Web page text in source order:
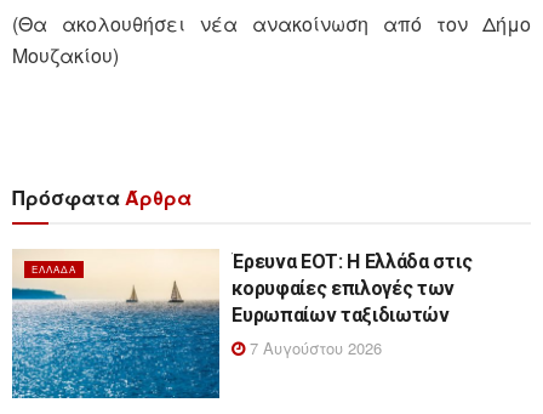
(Θα ακολουθήσει νέα ανακοίνωση από τον Δήμο
Μουζακίου)
ΠρόσφαταΆρθρα
ΕΛΛΆΔΑ
Έρευνα ΕΟΤ: Η Ελλάδα στις
κορυφαίες επιλογές των
Ευρωπαίων ταξιδιωτών
7 Αυγούστου 2026